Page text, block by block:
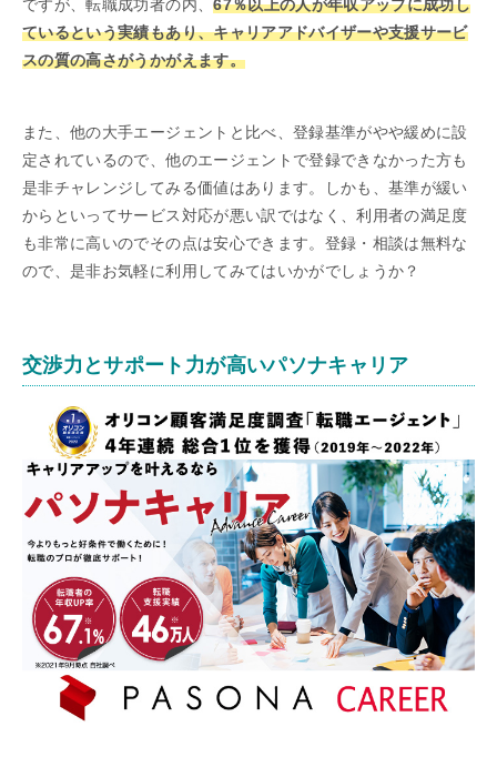
ですが、転職成功者の内、67％以上の人が年収アップに成功し
ているという実績もあり、キャリアアドバイザーや支援サービ
スの質の高さがうかがえます。
また、他の大手エージェントと比べ、登録基準がやや緩めに設
定されているので、他のエージェントで登録できなかった方も
是非チャレンジしてみる価値はあります。しかも、基準が緩い
からといってサービス対応が悪い訳ではなく、利用者の満足度
も非常に高いのでその点は安心できます。登録・相談は無料な
ので、是非お気軽に利用してみてはいかがでしょうか？
交渉力とサポート力が高いパソナキャリア